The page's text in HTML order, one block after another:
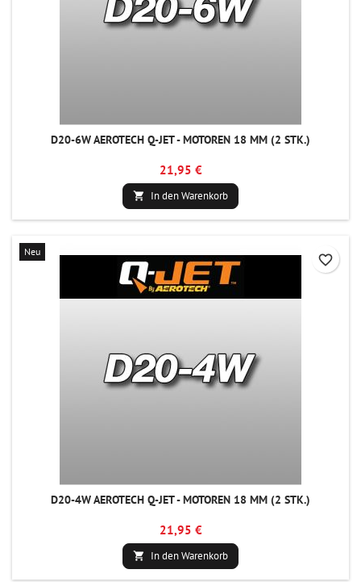
D20-6W AEROTECH Q-JET - MOTOREN 18 MM (2 STK.)
21,95 €
 In den Warenkorb
Neu
D20-4W AEROTECH Q-JET - MOTOREN 18 MM (2 STK.)
21,95 €
 In den Warenkorb
favorite_border